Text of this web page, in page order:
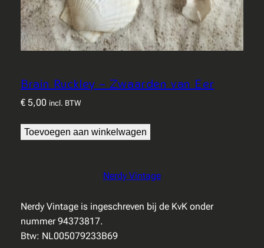
Brain Ruckley – Zwaarden van Eer
€5,00 incl. BTW
Toevoegen aan winkelwagen
Nerdy Vintage
Nerdy Vintage is ingeschreven bij de KvK onder
nummer 94373817.
Btw: NL005079233B69